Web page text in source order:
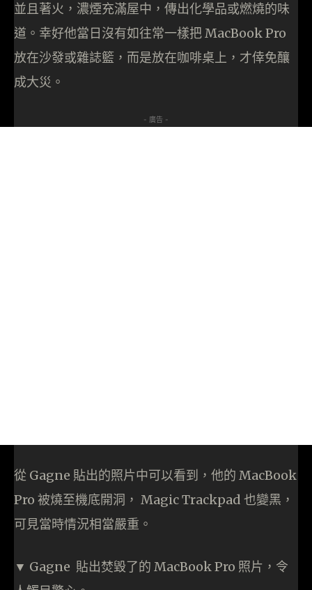
並且著火，濃煙充滿屋中，傳出化學品或燃燒的味
道。幸好他當日沒有如往常一樣把 MacBook Pro
放在沙發或雜誌籃，而是放在咖啡桌上，才倖免釀
成大災。
- 廣告 -
從 Gagne 貼出的照片中可以看到，他的 MacBook
Pro 被燒至機底開洞， Magic Trackpad 也變黑，
可見當時情況相當嚴重。
▼ Gagne 貼出焚毀了的 MacBook Pro 照片，令